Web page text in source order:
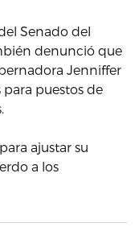
Senado del
denunció que
Jenniffer
para puestos de
ajustar su
a los